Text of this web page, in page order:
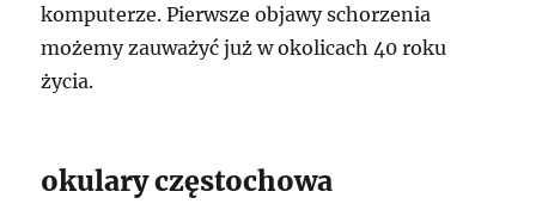
komputerze. Pierwsze objawy schorzenia
możemy zauważyć już w okolicach 40 roku
życia.
okulary częstochowa